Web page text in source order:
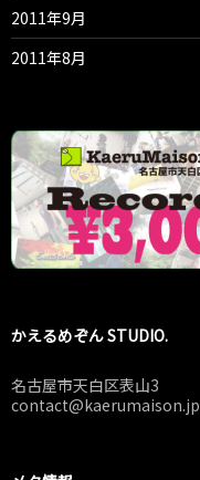
2011年9月
2011年8月
かえるめぞん STUDIO.
名古屋市天白区表山3
contact@kaerumaison.jp